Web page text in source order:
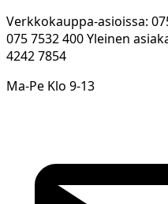
Verkkokauppa-asioissa:
075 7532 400 Yleinen
4242 7854
Ma-Pe Klo 9-13